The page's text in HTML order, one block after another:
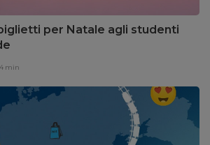
per Natale agli studenti
4 min